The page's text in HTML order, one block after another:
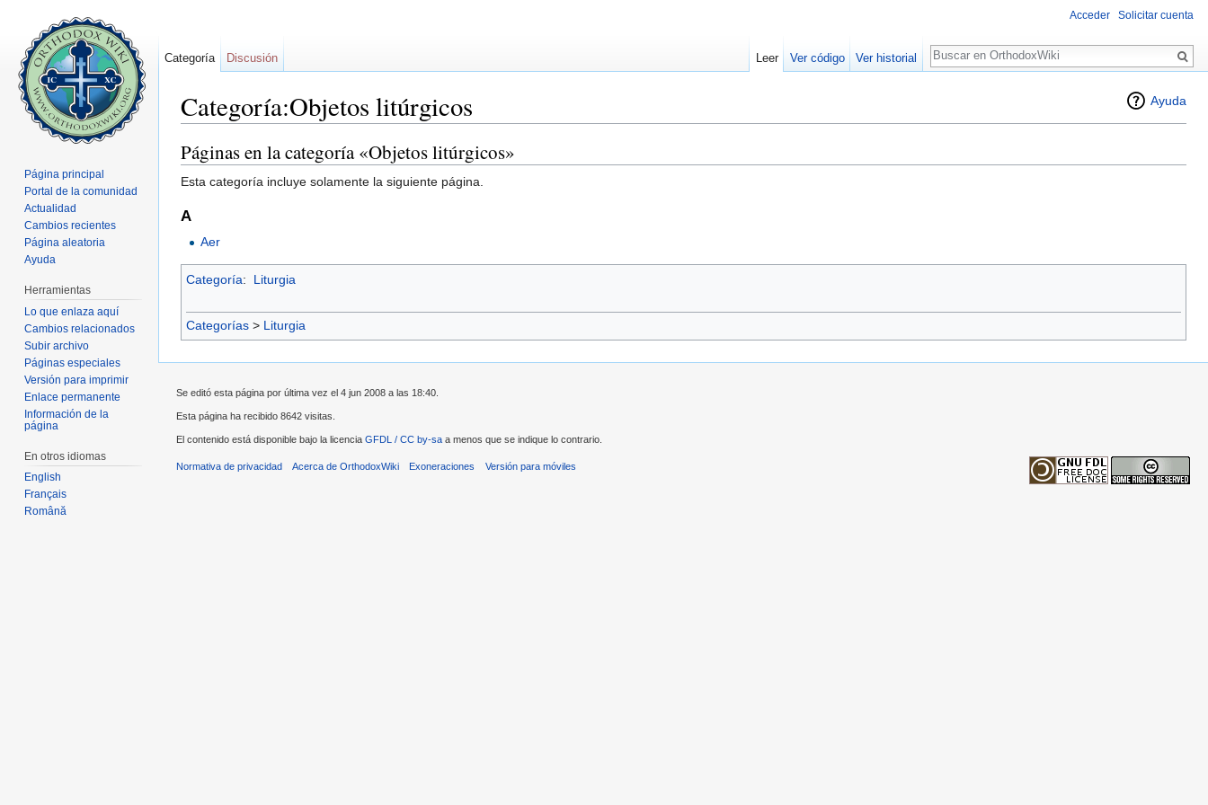
Ayuda
Categoría:Objetos litúrgicos
Páginas en la categoría «Objetos litúrgicos»
Esta categoría incluye solamente la siguiente página.
A
Aer
Categoría: Liturgia
Categorías > Liturgia
Acceder Solicitar cuenta
Categoría Discusión Leer Ver código Ver historial
Buscar
Página principal
Portal de la comunidad
Actualidad
Cambios recientes
Página aleatoria
Ayuda
Herramientas
Lo que enlaza aquí
Cambios relacionados
Subir archivo
Páginas especiales
Versión para imprimir
Enlace permanente
Información de la
página
En otros idiomas
English
Français
Română
Se editó esta página por última vez el 4 jun 2008 a las 18:40.
Esta página ha recibido 8642 visitas.
El contenido está disponible bajo la licencia GFDL / CC by-sa a menos que se indique lo contrario.
Normativa de privacidad Acerca de OrthodoxWiki Exoneraciones Versión para móviles